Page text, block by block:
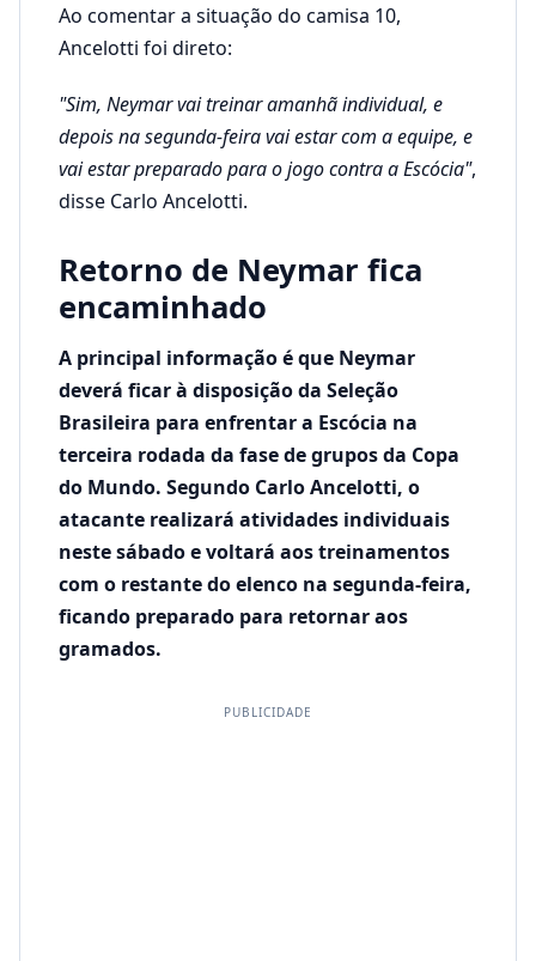
Ao comentar a situação do camisa 10,
Ancelotti foi direto:
"Sim, Neymar vai treinar amanhã individual, e
depois na segunda-feira vai estar com a equipe, e
vai estar preparado para o jogo contra a Escócia",
disse Carlo Ancelotti.
Retorno de Neymar fica
encaminhado
A principal informação é que Neymar
deverá ficar à disposição da Seleção
Brasileira para enfrentar a Escócia na
terceira rodada da fase de grupos da Copa
do Mundo. Segundo Carlo Ancelotti, o
atacante realizará atividades individuais
neste sábado e voltará aos treinamentos
com o restante do elenco na segunda-feira,
ficando preparado para retornar aos
gramados.
PUBLICIDADE